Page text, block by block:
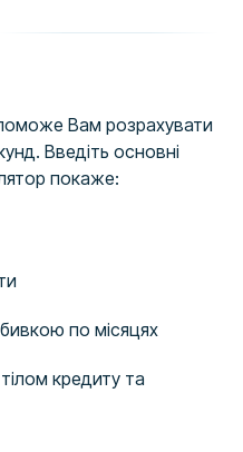
Вам розрахувати
Введіть основні
покаже:
по місяцях
кредиту та